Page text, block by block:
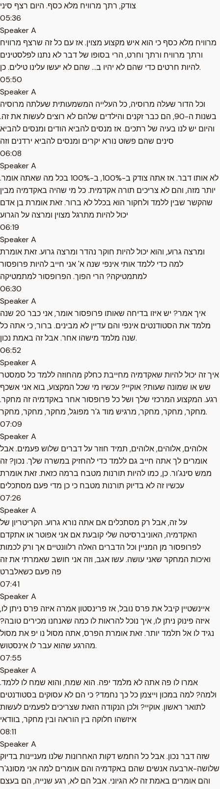
צודק, רתך מרוויח מלא כסף. היום רצף סיני
05:36
Speaker A
מרוויח מלא כסף כי הוא איש מקצוע מצוין. אז עם כל זה שרצף מרוויח
ורתך מרוויח ורתך וחרט, הרי בסופו של דבר לא נתנו לפלסטינים
להיות חרטים כדי שהם לא יהיו ב... שהם לא יעשו עלינו טילים. כן.
05:50
Speaker A
וכל הדור שעלה מרוסיה, כל העלייה המשמעותית שעלתה מרוסיה
בשנות ה-90, הם כבר זקנים והילדים שלהם לא רוצים לעשות את זה.
והיום יש לנו בעיה של רתכים. אז מנסים להביא הודים ומנסים להביא
סינים שהם פשוט נורא יקרים ומנסים להביא ירדנים וזה
06:08
Speaker A
לא אותו דבר. אז אתה צודק ב-100%, ב-100% בכל מה שאתה אומר.
יותר מזה, והם לא צריכים תורה אקדמית. כל מי שהיה באקדמיה מבין
שהקשר שבין ללמד ולחקור הוא בכלל לא ברור. זאת אומרת בן אדם
יכול להיות מתרגל מצוין ומרצה על הגרוע
06:19
Speaker A
ומרצה גרוע, והוא יכול להיות חוקר נהדר ומרצה גרוע. זאת אומרת
למה כדי ללמד אותי אינפי שנה א' אני חייב להיות פרופסור
למתמטיקה? הרי הפוך. הפרופסור למתמטיקה
06:30
Speaker A
איך אמר? יש איזו בדיחה שאותו פרופסור אומר, אני כבר 20 שנה
מלמד את הסטודנטים אינפי והם עדיין לא מבינים. ברור, כי אתה כל
שנה מלמד מישהו אחר. אבל זה באמת נכון.
06:52
Speaker A
איך זה יכול להיות שאקדמיה מחייבת כחלק מהחוזה ללמד כל סמסטר
שש או שמונה שעות? אוקיי? עכשיו מי שכל המקצוע, בוא אני אשכף
רגע. המקצוע המרכזי שלך ושל כל פרופסור אחר באקדמיה זה מחקר.
מחקר, מחקר, מחקר, מרגיש מוד ג'ר מפוגל, מחקר, מחקר, מחקר.
07:09
Speaker A
אלוהים, אלוהים, אלוהים, תמיד חוזר על דברים שלוש פעמים. אבל
אומרים לך אתה חייב גם ללמד כדי להחזיק במשרה שלך. נכון? זה
ממש סינג'ור. כן, כמו להיות תורנות מטבח ברמה כזאת. זאת אומרת
עכשיו זה לא בדיוק תורנות מטבח כי כן מדי פעם מסתכלים
07:26
Speaker A
על זה, אבל רק מסתכלים אם אתה נורא גרוע. הקריטריון של
האקדמיה, האוניברסיטה שלי קובעת אם אני אפוטר או אתקדם
לפרופסור מן המניין וכל הדברים האלה רלוונטיים אך ורק לכמות
ואיכות המחקר שאני עושה. עשו אגב, וזה אני חושב שאמרתי את זה
פה פעם כשאלברט
07:41
Speaker A
איינשטיין קיבל את פרס נובל, אז פרינסטון אמרה איזה פרס ניתן לו,
איזה פינוק ניתן לו, איך נוכל להראות לו כמה שאנחנו מכירים טובה?
נגיד לו אל תלמד יותר. זאת אומרת הפרס, אתה מסול נו יפ את מסול
מהרגע שהוא עבר לו אינסטוש.
07:55
Speaker A
אמרו לו פה אתה לא מלמד יפה. הוא שמח, והוא שמח לו ללמד.
ולמה? למה במכון וייצמן כל כך נחמד? כי הם לא עסוקים בסטודנטים
לתואר ראשון. אוקיי? ולכן הנקודה הזאת שצריכים לפעמים לעשות
איזשהו חלוקה בין הוראה ובין מחקר, בוודאי
08:11
Speaker A
שזה דבר נכון. אבל כל החמש דקות האחרונות שלנו מעניינות בדיוק
שלושה-ארבעה אנשים שהם באקדמיה והם אומרים למה אני מסונג'ר
והם אומרים באמת זה לא הגיוני. אבל הם לא, רגע שנייה, הם בעצם